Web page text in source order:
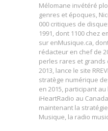
Mélomane invétéré
genres et époques,
000 critiques de
1991, dont 1100 chez
sur enMusique.ca,
rédacteur en chef de
perles rares et grands
2013, lance le site
stratège numérique
en 2015, participant
iHeartRadio au
maintenant la
Musique, la radio